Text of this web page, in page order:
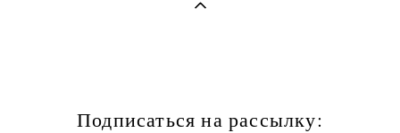
Подписаться на рассылку: